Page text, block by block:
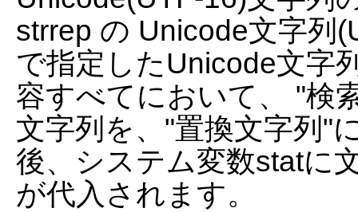
strrep の Unicode文字列
で指定したUnicode文字
容すべてにおいて、 "検
文字列を、"置換文字列"
後、システム変数statに
が代入されます。